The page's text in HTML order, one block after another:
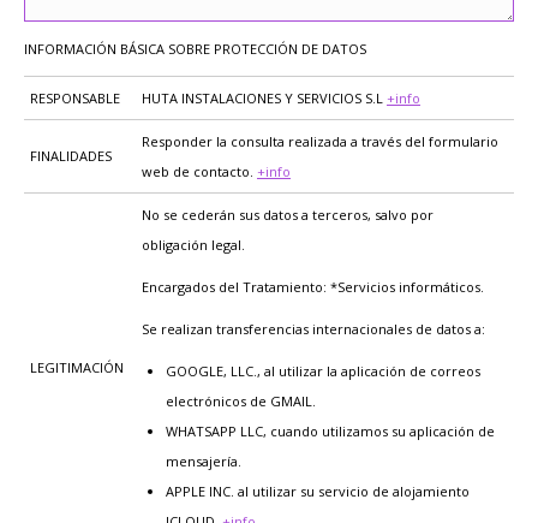
INFORMACIÓN BÁSICA SOBRE PROTECCIÓN DE DATOS
RESPONSABLE HUTA INSTALACIONES Y SERVICIOS S.L +info
FINALIDADES
Responder la consulta realizada a través del formulario
web de contacto. +info
LEGITIMACIÓN
No se cederán sus datos a terceros, salvo por
obligación legal.
Encargados del Tratamiento: *Servicios informáticos.
Se realizan transferencias internacionales de datos a:
GOOGLE, LLC., al utilizar la aplicación de correos
electrónicos de GMAIL.
WHATSAPP LLC, cuando utilizamos su aplicación de
mensajería.
APPLE INC. al utilizar su servicio de alojamiento